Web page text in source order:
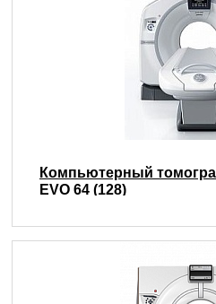
Компьютерный
EVO 64 (128)